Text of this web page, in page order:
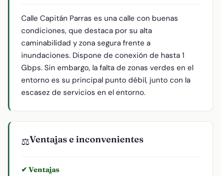
Calle Capitán Parras es una calle con buenas
condiciones, que destaca por su alta
caminabilidad y zona segura frente a
inundaciones. Dispone de conexión de hasta 1
Gbps. Sin embargo, la falta de zonas verdes en el
entorno es su principal punto débil, junto con la
escasez de servicios en el entorno.
⚖️Ventajas e inconvenientes
✔ Ventajas